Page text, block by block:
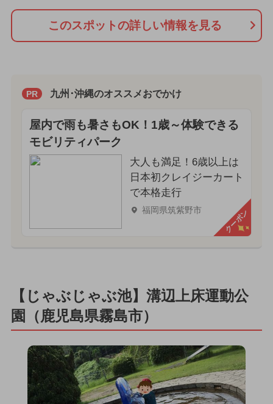
このスポットの詳しい情報を見る
PR 九州･沖縄のオススメおでかけ
屋内で雨も暑さもOK！1歳～体験できる
モビリティパーク
大人も満足！6歳以上は
日本初クレイジーカート
で本格走行
福岡県筑紫野市 クーポン
【じゃぶじゃぶ池】溝辺上床運動公
園（鹿児島県霧島市）